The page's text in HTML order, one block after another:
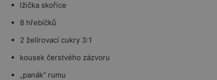
lžička skořice
8 hřebíčků
2 želírovací cukry 3:1
kousek čerstvého zázvoru
„panák“ rumu